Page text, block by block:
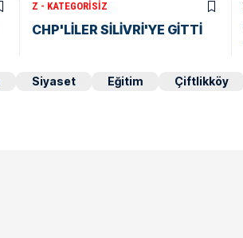
Z - KATEGORISIZ
CHP'LİLER SİLİVRİ'YE GİTTİ
Siyaset Eğitim Çiftlikköy